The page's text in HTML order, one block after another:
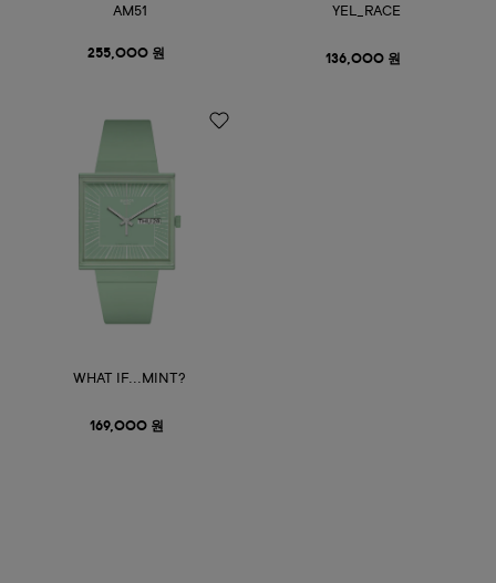
AM51
255,000 원
YEL_RACE
136,000 원
WHAT IF...MINT?
169,000 원